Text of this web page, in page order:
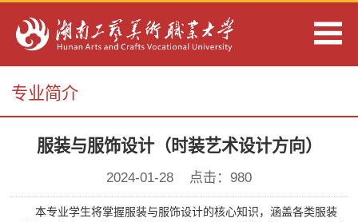
专业简介
服装与服饰设计（时装艺术设计方向）
2024-01-28 点击： 980
本专业学生将掌握服装与服饰设计的核心知识，涵盖各类服装